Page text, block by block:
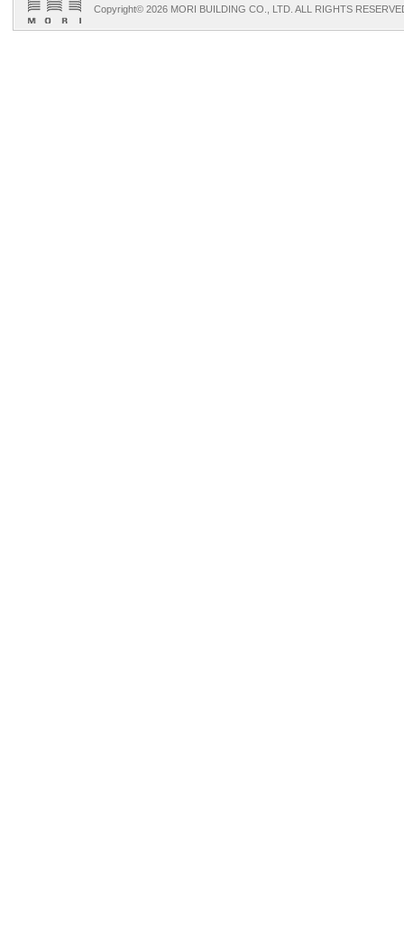
Copyright© 2026 MORI BUILDING CO., LTD. ALL RIGHTS